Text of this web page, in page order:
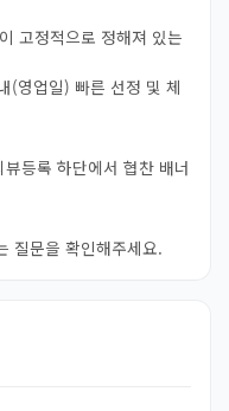
고정적으로 정해져 있는
(영업일) 빠른 선정 및 체
등록 하단에서 협찬 배너
질문을 확인해주세요.